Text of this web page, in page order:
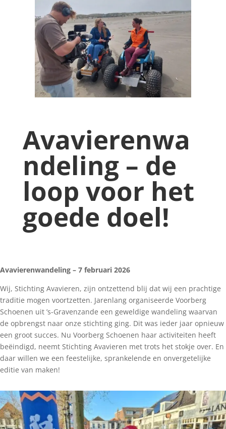
Avavierenwa
ndeling – de
loop voor het
goede doel!
Avavierenwandeling – 7 februari 2026
Wij, Stichting Avavieren, zijn ontzettend blij dat wij een prachtige
traditie mogen voortzetten. Jarenlang organiseerde Voorberg
Schoenen uit ’s-Gravenzande een geweldige wandeling waarvan
de opbrengst naar onze stichting ging. Dit was ieder jaar opnieuw
een groot succes. Nu Voorberg Schoenen haar activiteiten heeft
beëindigd, neemt Stichting Avavieren met trots het stokje over. En
daar willen we een feestelijke, sprankelende en onvergetelijke
editie van maken!